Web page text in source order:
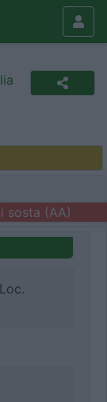
sosta (AA)